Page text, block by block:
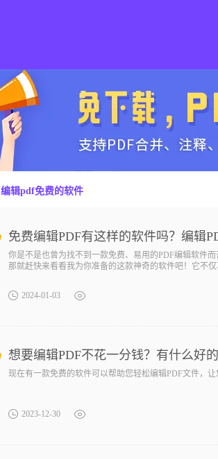
编辑pdf免费的软件
免费编辑PDF有这样的软件吗？编辑
你是不是也曾为找不到一款免费、易用的PDF编辑软件
那就赶快来看看我为你准备的这款神奇的软件吧！它不
2024-01-03
想要编辑PDF不花一分钱？有什么好
现在有一款免费的软件可以帮助您轻松编辑PDF文件，
2023-12-30